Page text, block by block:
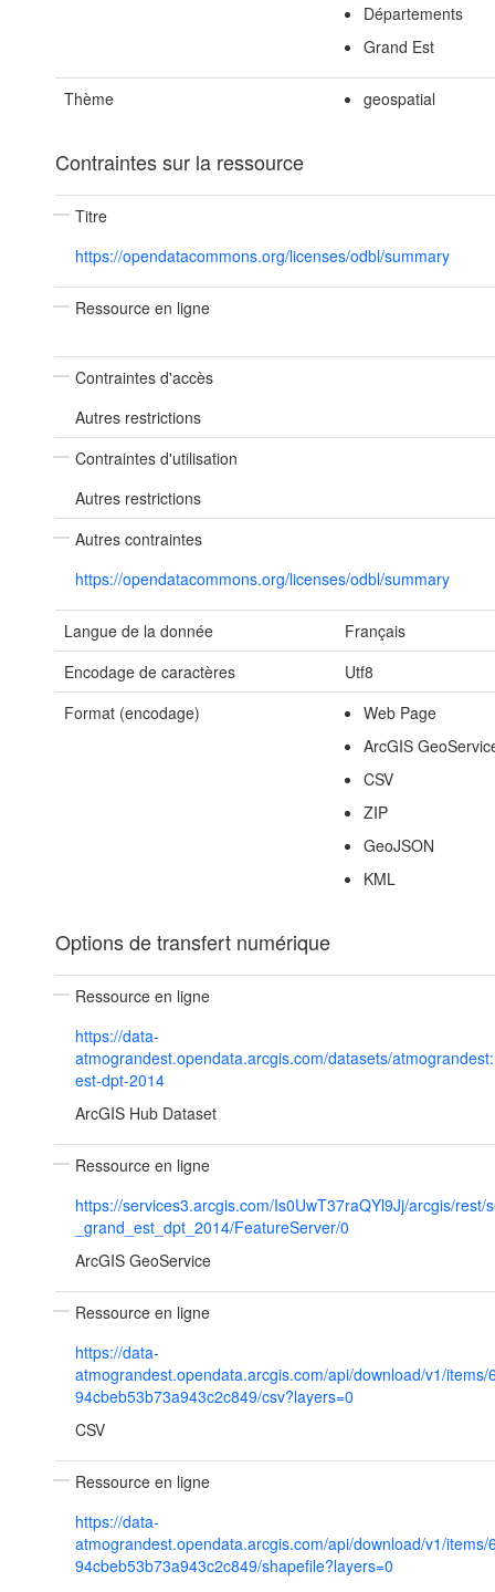
Départements
Grand Est
Thème geospatial
Contraintes sur la ressource
Titre
https://opendatacommons.org/licenses/odbl/summary
Ressource en ligne
Contraintes d'accès
Autres restrictions
Contraintes d'utilisation
Autres restrictions
Autres contraintes
https://opendatacommons.org/licenses/odbl/summary
Langue de la donnée
Français
Encodage de caractères
Utf8
Format (encodage)
Web Page
ArcGIS
CSV
ZIP
GeoJSON
KML
Options de transfert numérique
Ressource en ligne
https://data-
atmograndest.opendata.arcgis.com/datasets/
est-dpt-2014
ArcGIS Hub Dataset
Ressource en ligne
https://services3.arcgis.com/Is0UwT37raQYl9Jj/arcgis/rest/
_grand_est_dpt_2014/FeatureServer/0
ArcGIS GeoService
Ressource en ligne
https://data-
atmograndest.opendata.arcgis.com/api/download/v1/items/
94cbeb53b73a943c2c849/csv?layers=0
CSV
Ressource en ligne
https://data-
atmograndest.opendata.arcgis.com/api/download/v1/items/
94cbeb53b73a943c2c849/shapefile?layers=0